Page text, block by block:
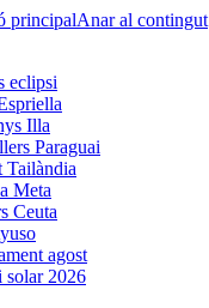
principalAnar al contingut
eclipsi
Illa
Paraguai
Tailàndia
Meta
Ceuta
agost
solar 2026